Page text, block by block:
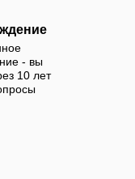
- вы
10 лет